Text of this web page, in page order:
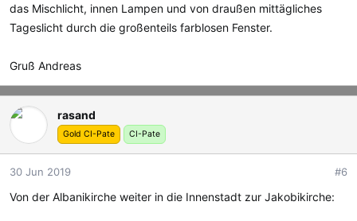
das Mischlicht, innen Lampen und von draußen mittägliches
Tageslicht durch die großenteils farblosen Fenster.
Gruß Andreas
rasand
Gold CI-Pate CI-Pate
30 Jun 2019 #6
Von der Albanikirche weiter in die Innenstadt zur Jakobikirche: